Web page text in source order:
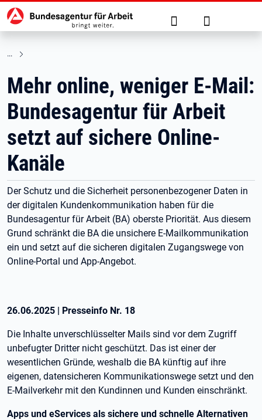
zu den Hauptinhalten springen
Hauptnavigation Suche Anmelden
Mehr online, weniger E-Mail:
Bundesagentur für Arbeit
setzt auf sichere Online-
Kanäle
Der Schutz und die Sicherheit personenbezogener Daten in
der digitalen Kundenkommunikation haben für die
Bundesagentur für Arbeit (BA) oberste Priorität. Aus diesem
Grund schränkt die BA die unsichere E-Mailkommunikation
ein und setzt auf die sicheren digitalen Zugangswege von
Online-Portal und App-Angebot.
26.06.2025 | Presseinfo Nr. 18
Die Inhalte unverschlüsselter Mails sind vor dem Zugriff
unbefugter Dritter nicht geschützt. Das ist einer der
wesentlichen Gründe, weshalb die BA künftig auf ihre
eigenen, datensicheren Kommunikationswege setzt und den
E-Mailverkehr mit den Kundinnen und Kunden einschränkt.
Apps und eServices als sichere und schnelle Alternativen